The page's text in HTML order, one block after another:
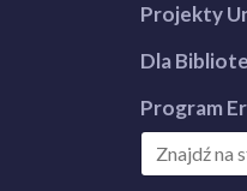
Projekty
Dla
Program